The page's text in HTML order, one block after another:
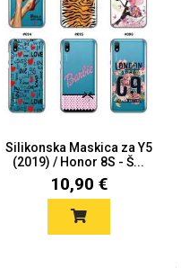
Silikonska Maskica za Y5
(2019) / Honor 8S - Š...
10,90 €